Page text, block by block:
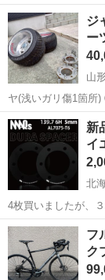
ンダー…
山形 山形市
ジ
ー
山
ヤ(浅いガリ傷1箇所
ンダー…
山形 山形市
新
イ
北
4枚買いましたが、
用）スチールホイー
北海道 札幌市
スチールホイール
フ
ク